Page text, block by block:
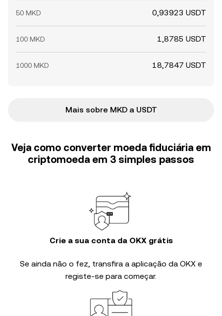
50 MKD 0,93923 USDT
100 MKD 1,8785 USDT
1000 MKD 18,7847 USDT
Mais sobre MKD a USDT
Veja como converter moeda fiduciária em
criptomoeda em 3 simples passos
Crie a sua conta da OKX grátis
Se ainda não o fez, transfira a aplicação da OKX e
registe-se para começar.